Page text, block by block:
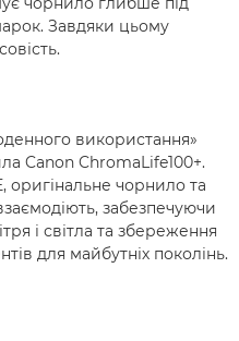
Завдяки цьому
використання»
Canon ChromaLife100+.
оригінальне чорнило та
забезпечуючи
і світла та збереження
для майбутніх поколінь.